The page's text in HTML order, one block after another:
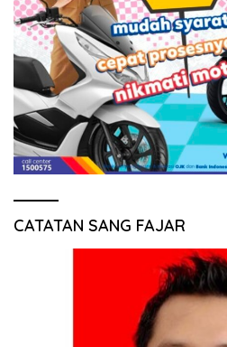
CATATAN SANG FAJAR